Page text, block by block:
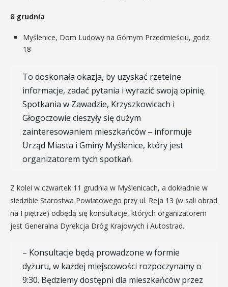
8 grudnia
Myślenice, Dom Ludowy na Górnym Przedmieściu, godz.
18
To doskonała okazja, by uzyskać rzetelne
informacje, zadać pytania i wyrazić swoją opinię.
Spotkania w Zawadzie, Krzyszkowicach i
Głogoczowie cieszyły się dużym
zainteresowaniem mieszkańców – informuje
Urząd Miasta i Gminy Myślenice, który jest
organizatorem tych spotkań.
Z kolei w czwartek 11 grudnia w Myślenicach, a dokładnie w
siedzibie Starostwa Powiatowego przy ul. Reja 13 (w sali obrad
na I piętrze) odbędą się konsultacje, których organizatorem
jest Generalna Dyrekcja Dróg Krajowych i Autostrad.
– Konsultacje będą prowadzone w formie
dyżuru, w każdej miejscowości rozpoczynamy o
9:30. Będziemy dostępni dla mieszkańców przez